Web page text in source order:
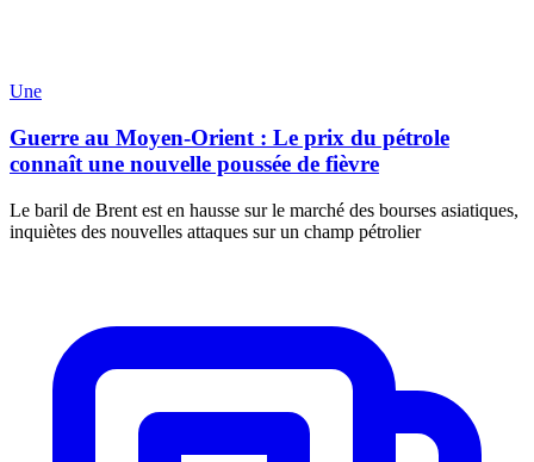
Une
Guerre au Moyen-Orient : Le prix du pétrole
connaît une nouvelle poussée de fièvre
Le baril de Brent est en hausse sur le marché des bourses asiatiques,
inquiètes des nouvelles attaques sur un champ pétrolier